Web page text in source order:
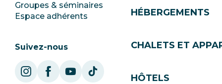
HÉBERGEMENTS
CHALETS ET
HÔTELS
Groupes & séminaires
Espace adhérents
SoleGets
Les Gets Tourisme
Suivez-nous